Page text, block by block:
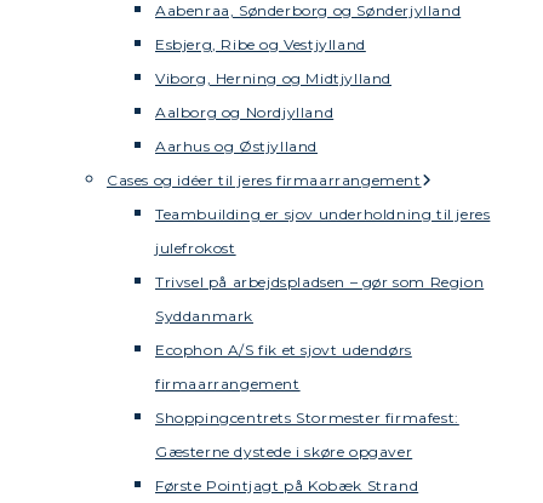
Aabenraa, Sønderborg og Sønderjylland
Esbjerg, Ribe og Vestjylland
Viborg, Herning og Midtjylland
Aalborg og Nordjylland
Aarhus og Østjylland
Cases og idéer til jeres firmaarrangement
Teambuilding er sjov underholdning til jeres
julefrokost
Trivsel på arbejdspladsen – gør som Region
Syddanmark
Ecophon A/S fik et sjovt udendørs
firmaarrangement
Shoppingcentrets Stormester firmafest:
Gæsterne dystede i skøre opgaver
Første Pointjagt på Kobæk Strand